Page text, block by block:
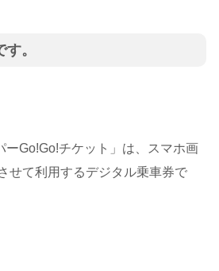
。
ーGo!Go!チケット」は、スマホ画
せて利用するデジタル乗車券で